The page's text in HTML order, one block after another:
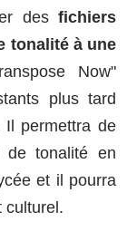
des fichiers
tonalité à une
Now"
plus tard
Il permettra de
de tonalité en
et il pourra
culturel.